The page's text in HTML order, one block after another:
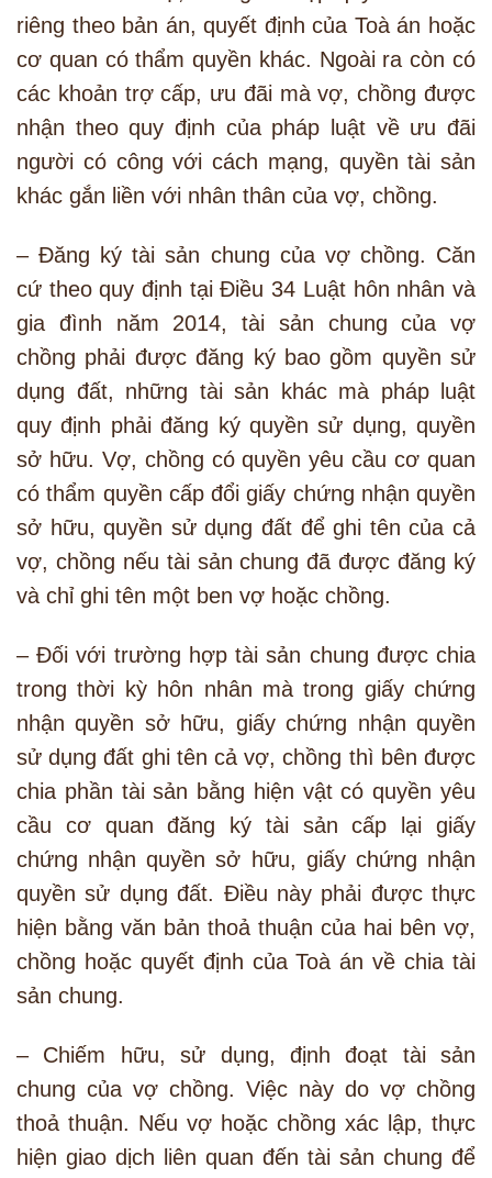
riêng theo bản án, quyết định của Toà án hoặc
cơ quan có thẩm quyền khác. Ngoài ra còn có
các khoản trợ cấp, ưu đãi mà vợ, chồng được
nhận theo quy định của pháp luật về ưu đãi
người có công với cách mạng, quyền tài sản
khác gắn liền với nhân thân của vợ, chồng.
– Đăng ký tài sản chung của vợ chồng. Căn
cứ theo quy định tại Điều 34 Luật hôn nhân và
gia đình năm 2014, tài sản chung của vợ
chồng phải được đăng ký bao gồm quyền sử
dụng đất, những tài sản khác mà pháp luật
quy định phải đăng ký quyền sử dụng, quyền
sở hữu. Vợ, chồng có quyền yêu cầu cơ quan
có thẩm quyền cấp đổi giấy chứng nhận quyền
sở hữu, quyền sử dụng đất để ghi tên của cả
vợ, chồng nếu tài sản chung đã được đăng ký
và chỉ ghi tên một ben vợ hoặc chồng.
– Đối với trường hợp tài sản chung được chia
trong thời kỳ hôn nhân mà trong giấy chứng
nhận quyền sở hữu, giấy chứng nhận quyền
sử dụng đất ghi tên cả vợ, chồng thì bên được
chia phần tài sản bằng hiện vật có quyền yêu
cầu cơ quan đăng ký tài sản cấp lại giấy
chứng nhận quyền sở hữu, giấy chứng nhận
quyền sử dụng đất. Điều này phải được thực
hiện bằng văn bản thoả thuận của hai bên vợ,
chồng hoặc quyết định của Toà án về chia tài
sản chung.
– Chiếm hữu, sử dụng, định đoạt tài sản
chung của vợ chồng. Việc này do vợ chồng
thoả thuận. Nếu vợ hoặc chồng xác lập, thực
hiện giao dịch liên quan đến tài sản chung để